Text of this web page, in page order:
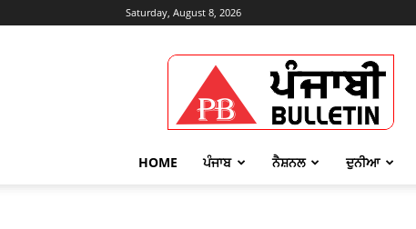
Saturday, August 8, 2026
Punjabi
Bulletin
HOME ਪੰਜਾਬ ਨੈਸ਼ਨਲ ਦੁਨੀਆ